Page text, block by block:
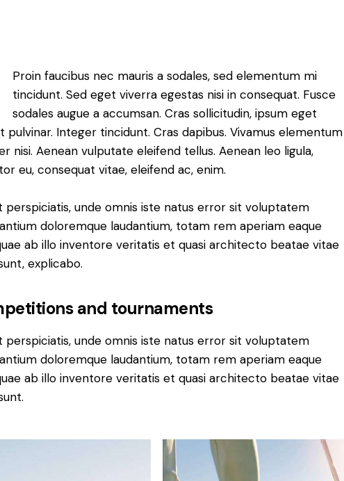
Proin faucibus nec mauris a sodales, sed elementum mi
tincidunt. Sed eget viverra egestas nisi in consequat. Fusce
sodales augue a accumsan. Cras sollicitudin, ipsum eget
pulvinar. Integer tincidunt. Cras dapibus. Vivamus elementum
nisi. Aenean vulputate eleifend tellus. Aenean leo ligula,
eu, consequat vitae, eleifend ac, enim.
perspiciatis, unde omnis iste natus error sit voluptatem
doloremque laudantium, totam rem aperiam eaque
ab illo inventore veritatis et quasi architecto beatae vitae
explicabo.
and tournaments
perspiciatis, unde omnis iste natus error sit voluptatem
doloremque laudantium, totam rem aperiam eaque
ab illo inventore veritatis et quasi architecto beatae vitae